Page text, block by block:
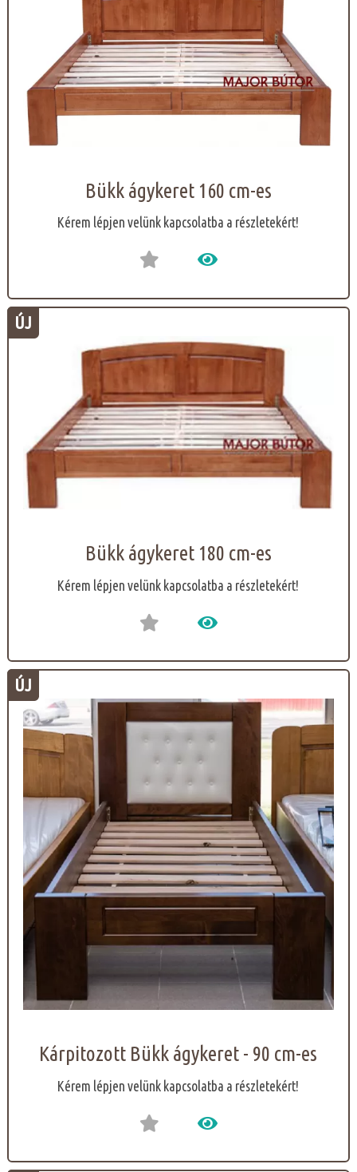
Bükk ágykeret 160 cm-es
Kérem lépjen velünk kapcsolatba a részletekért!
ÚJ
Bükk ágykeret 180 cm-es
Kérem lépjen velünk kapcsolatba a részletekért!
ÚJ
Kárpitozott Bükk ágykeret - 90 cm-es
Kérem lépjen velünk kapcsolatba a részletekért!